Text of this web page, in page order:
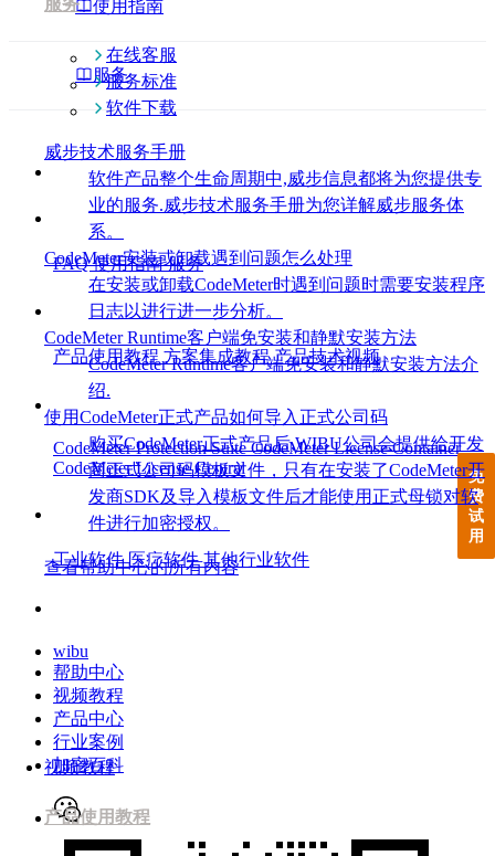
服务
在线客服
服务标准
软件下载
威步技术服务手册
软件产品整个生命周期中,威步信息都将为您提供专
业的服务.威步技术服务手册为您详解威步服务体
系。
CodeMeter安装或卸载遇到问题怎么处理
在安装或卸载CodeMeter时遇到问题时需要安装程序
日志以进行进一步分析。
CodeMeter Runtime客户端免安装和静默安装方法
CodeMeter Runtime客户端免安装和静默安装方法介
绍.
使用CodeMeter正式产品如何导入正式公司码
购买CodeMeter正式产品后,WIBU公司会提供给开发
商正式公司码模板文件，只有在安装了CodeMeter开
发商SDK及导入模板文件后才能使用正式母锁对软
件进行加密授权。
查看帮助中心的所有内容
视频教程
产品使用教程
使用指南
服务
帮助中心
FAQ使用指南服务
视频教程
产品使用教程 方案集成教程产品技术视频
产品中心
CodeMeter Protection SuiteCodeMeter License Container
CodeMeter License Central
行业案例
工业软件医疗软件其他行业软件
wibu
帮助中心
视频教程
产品中心
行业案例
加密百科
免
费
试
用